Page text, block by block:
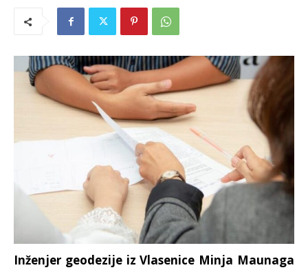
Inženjer geodezije iz Vlasenice Minja Maunaga